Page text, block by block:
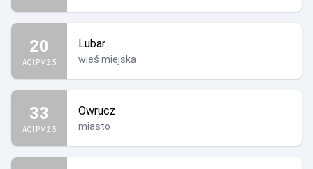
20
AQI PM2.5
Lubar
wieś miejska
33
AQI PM2.5
Owrucz
miasto